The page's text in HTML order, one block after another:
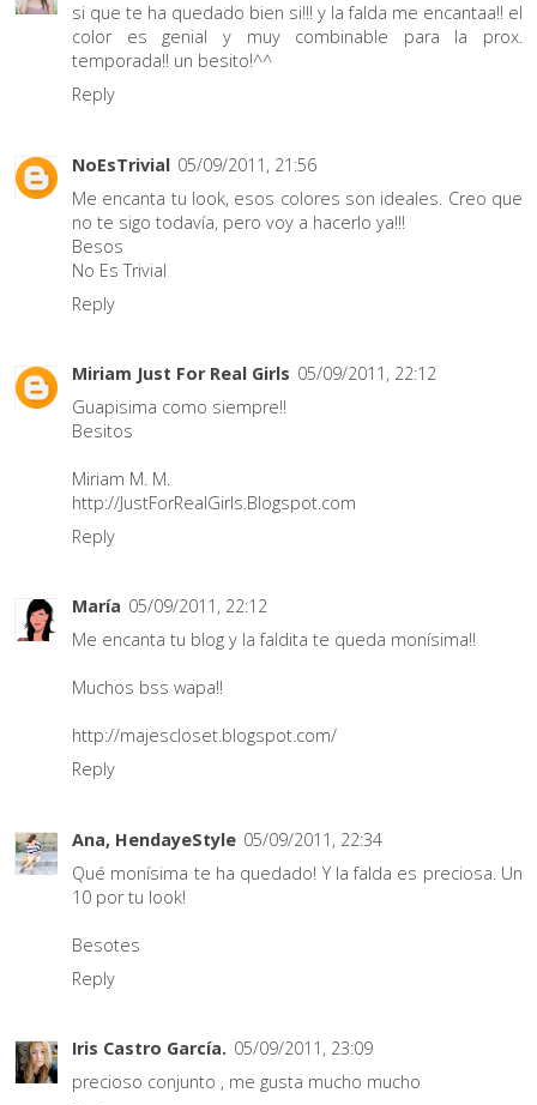
si que te ha quedado bien si!!! y la falda me encantaa!! el
color es genial y muy combinable para la prox.
temporada!! un besito!^^
Reply
NoEsTrivial 05/09/2011, 21:56
Me encanta tu look, esos colores son ideales. Creo que
no te sigo todavía, pero voy a hacerlo ya!!!
Besos
No Es Trivial
Reply
Miriam Just For Real Girls 05/09/2011, 22:12
Guapisima como siempre!!
Besitos
Miriam M. M.
http://JustForRealGirls.Blogspot.com
Reply
María 05/09/2011, 22:12
Me encanta tu blog y la faldita te queda monísima!!
Muchos bss wapa!!
http://majescloset.blogspot.com/
Reply
Ana, HendayeStyle 05/09/2011, 22:34
Qué monísima te ha quedado! Y la falda es preciosa. Un
10 por tu look!
Besotes
Reply
Iris Castro García. 05/09/2011, 23:09
precioso conjunto , me gusta mucho mucho